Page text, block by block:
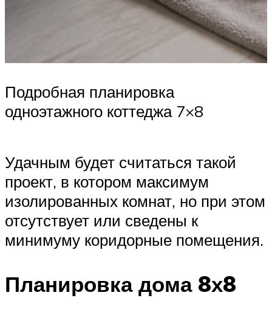
Подробная планировка
одноэтажного коттеджа 7×8
Удачным будет считаться такой
проект, в котором максимум
изолированных комнат, но при этом
отсутствует или сведены к
минимуму коридорные помещения.
Планировка дома 8х8